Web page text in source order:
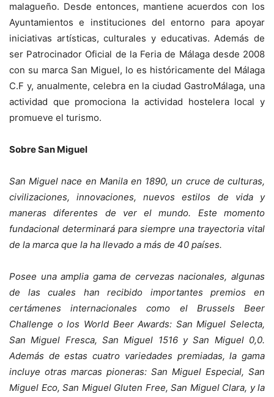
malagueño. Desde entonces, mantiene acuerdos con los
Ayuntamientos e instituciones del entorno para apoyar
iniciativas artísticas, culturales y educativas. Además de
ser Patrocinador Oficial de la Feria de Málaga desde 2008
con su marca San Miguel, lo es históricamente del Málaga
C.F y, anualmente, celebra en la ciudad GastroMálaga, una
actividad que promociona la actividad hostelera local y
promueve el turismo.
Sobre San Miguel
San Miguel nace en Manila en 1890, un cruce de culturas,
civilizaciones, innovaciones, nuevos estilos de vida y
maneras diferentes de ver el mundo. Este momento
fundacional determinará para siempre una trayectoria vital
de la marca que la ha llevado a más de 40 países.
Posee una amplia gama de cervezas nacionales, algunas
de las cuales han recibido importantes premios en
certámenes internacionales como el Brussels Beer
Challenge o los World Beer Awards: San Miguel Selecta,
San Miguel Fresca, San Miguel 1516 y San Miguel 0,0.
Además de estas cuatro variedades premiadas, la gama
incluye otras marcas pioneras: San Miguel Especial, San
Miguel Eco, San Miguel Gluten Free, San Miguel Clara, y la